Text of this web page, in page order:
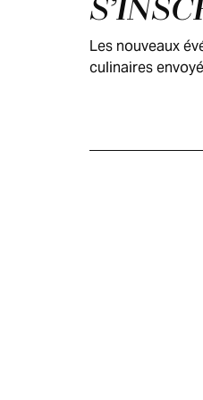
Les nouveaux
culinaires